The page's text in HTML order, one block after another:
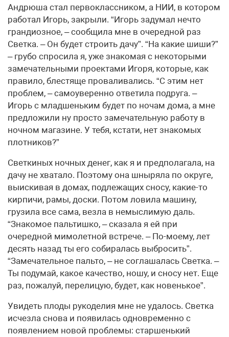
Андрюша стал первоклассником, а НИИ, в котором
работал Игорь, закрыли. “Игорь задумал нечто
грандиозное, – сообщила мне в очередной раз
Светка. – Он будет строить дачу”. “На какие шиши?”
– грубо спросила я, уже знакомая с некоторыми
замечательными проектами Игоря, которые, как
правило, блестяще проваливались. “С этим нет
проблем, – самоуверенно ответила подруга. –
Игорь с младшеньким будет по ночам дома, а мне
предложили ну просто замечательную работу в
ночном магазине. У тебя, кстати, нет знакомых
плотников?”
Светкиных ночных денег, как я и предполагала, на
дачу не хватало. Поэтому она шныряла по округе,
выискивая в домах, подлежащих сносу, какие-то
кирпичи, рамы, доски. Потом ловила машину,
грузила все сама, везла в немыслимую даль.
“Знакомое пальтишко, – сказала я ей при
очередной мимолетной встрече. – По-моему, лет
десять назад ты его собиралась выбросить”.
“Замечательное пальто, – не соглашалась Светка. –
Ты подумай, какое качество, ношу, и сносу нет. Еще
раз, пожалуй, перелицую, будет, как новенькое”.
Увидеть плоды рукоделия мне не удалось. Светка
исчезла снова и появилась одновременно с
появлением новой проблемы: старшенький